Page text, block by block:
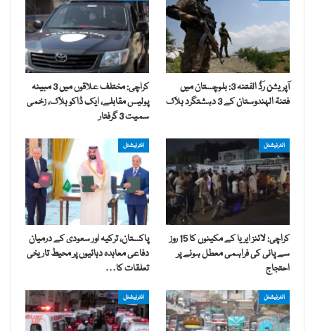
آپریشن رَدُّ الفتنہ 3: بلوچستان میں
فتنۃ الہندوستان کے 3 دہشتگرد ہلاک
کراچی: مختلف علاقوں میں 3 مبینہ
پولیس مقابلے، ایک ڈاکو ہلاک، زخمی
سمیت 3 گرفتار
انٹرنیشنل
کراچی: لائنز ایریا کے مکینوں کا 15 روز
سے پانی کی فراہمی معطل ہونے پر
احتجاج
انٹرنیشنل
پاکستان، ترکیہ اور سعودی کے درمیان
دفاعی معاہدہ دہائیوں پر محیط تاریخی
تعلقات کا…
انٹرنیشنل انٹرنیشنل